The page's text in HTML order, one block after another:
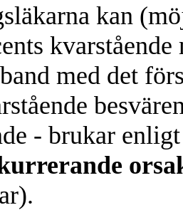
kan
med det
- brukar